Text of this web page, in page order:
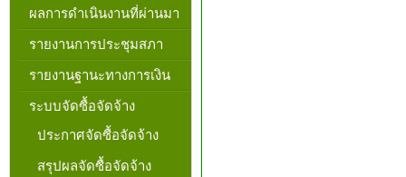
ผลการดำเนินงานที่ผ่านมา
รายงานการประชุมสภา
รายงานฐานะทางการเงิน
ระบบจัดซื้อจัดจ้าง
ประกาศจัดซื้อจัดจ้าง
สรุปผลจัดซื้อจัดจ้าง